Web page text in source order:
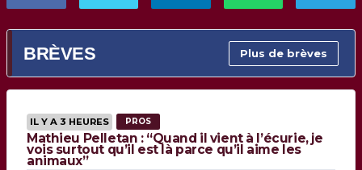
BRÈVES Plus de brèves
IL Y A 3 HEURES PROS
Mathieu Pelletan : “Quand il vient à l’écurie, je
vois surtout qu’il est là parce qu’il aime les
animaux”